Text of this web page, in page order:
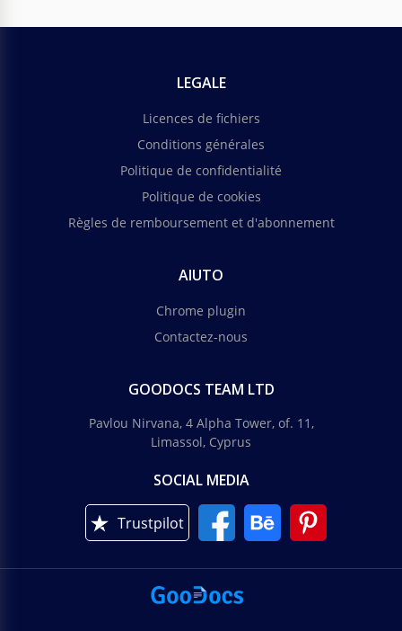
LEGALE
Licences de fichiers
Conditions générales
Politique de confidentialité
Politique de cookies
Règles de remboursement et d'abonnement
AIUTO
Chrome plugin
Contactez-nous
GOODOCS TEAM LTD
Pavlou Nirvana, 4 Alpha Tower, of. 11,
Limassol, Cyprus
SOCIAL MEDIA
Trustpilot